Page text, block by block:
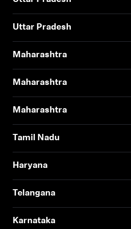
Uttar Pradesh
Maharashtra
Maharashtra
Maharashtra
Tamil Nadu
Haryana
Telangana
Karnataka